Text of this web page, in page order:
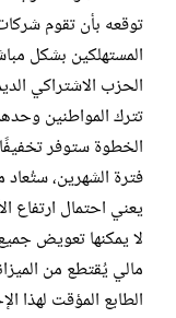
توقعه بأن تقوم
المستهلكين بشكل
تترك المواطنين
الخطوة ستوفر
فترة الشهرين، ستُعاد
يعني احتمال
لا يمكنها تعويض
مالي يُقتطع من
الطابع المؤقت لهذا